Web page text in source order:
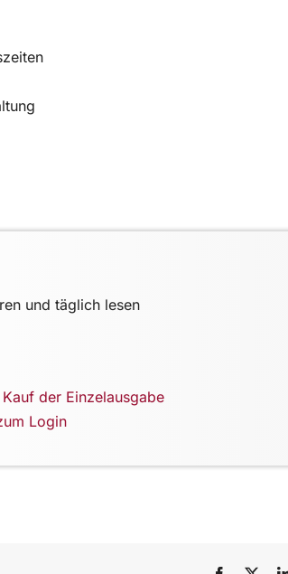
und täglich lesen
der Einzelausgabe
Login